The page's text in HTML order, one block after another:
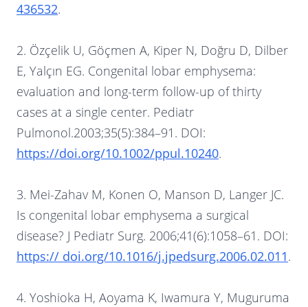
436532.
2. Özçelik U, Göçmen A, Kiper N, Doğru D, Dilber
E, Yalçın EG. Congenital lobar emphysema:
evaluation and long-term follow-up of thirty
cases at a single center. Pediatr
Pulmonol.2003;35(5):384–91. DOI:
https://doi.org/10.1002/ppul.10240.
3. Mei-Zahav M, Konen O, Manson D, Langer JC.
Is congenital lobar emphysema a surgical
disease? J Pediatr Surg. 2006;41(6):1058–61. DOI:
https:// doi.org/10.1016/j.jpedsurg.2006.02.011.
4. Yoshioka H, Aoyama K, Iwamura Y, Muguruma